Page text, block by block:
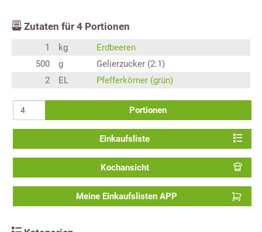
Zutaten für 4 Portionen
1 kg
Erdbeeren
500
g
Gelierzucker (2:1)
2
EL Pfefferkörner (grün)
Portionen
Einkaufsliste
Kochansicht
Meine Einkaufslisten APP